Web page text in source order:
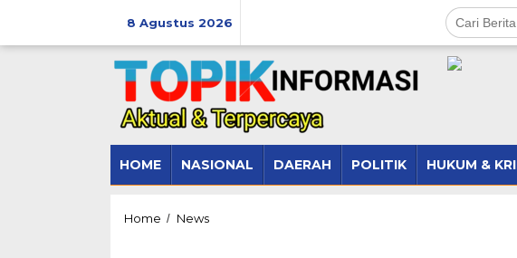
8 Agustus 2026
HOME NASIONAL DAERAH POLITIK HUKUM &
Home / NewsPermantap